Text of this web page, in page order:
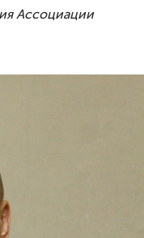
Ассоциации